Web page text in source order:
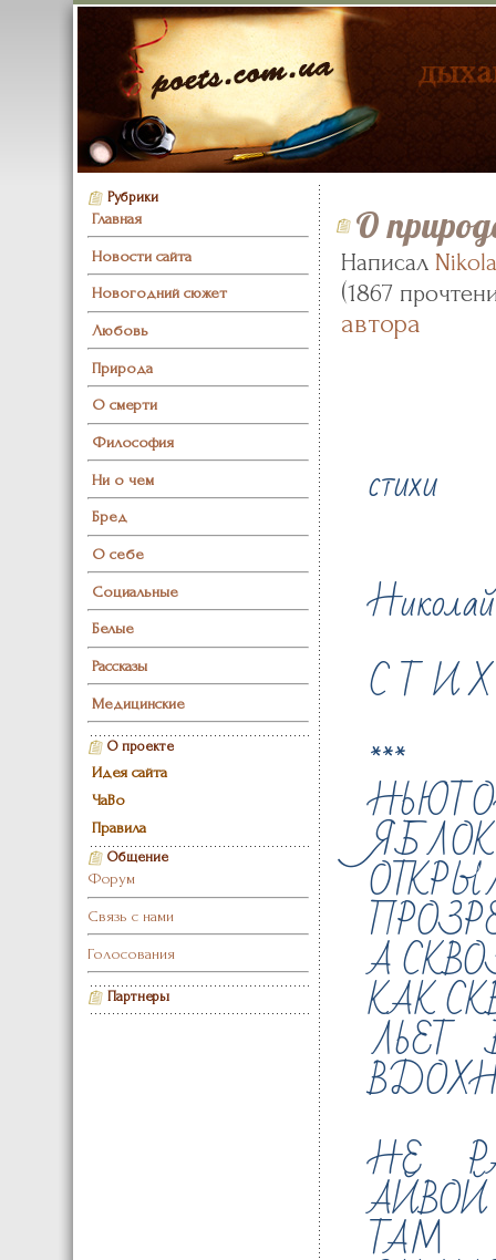
Рубрики
Главная
Новости сайта
Новогодний сюжет
Любовь
Природа
О смерти
Философия
Ни о чем
Бред
О себе
Социальные
Белые
Рассказы
Медицинские
О проекте
Идея сайта
ЧаВо
Правила
Общение
Форум
Связь с нами
Голосования
Партнеры
О
Написал
(1867
автора
стихи
С Т И
***
А
КАК
ЛЬЕТ
НЕ